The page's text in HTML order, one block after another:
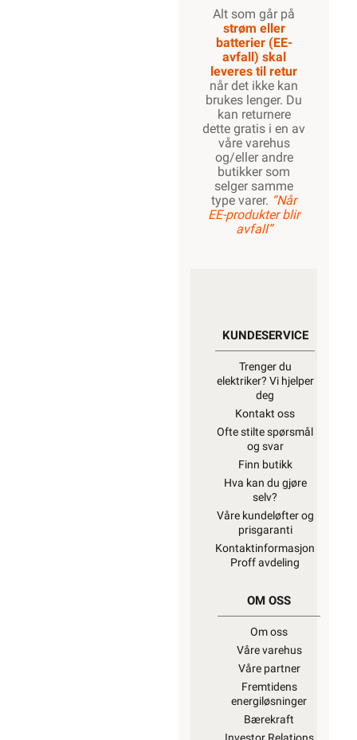
Alt som går på
strøm eller
batterier (EE-
avfall) skal
leveres til retur
når det ikke kan
brukes lenger. Du
kan returnere
dette gratis i en av
våre varehus
og/eller andre
butikker som
selger samme
type varer. “Når
EE-produkter blir
avfall”
KUNDESERVICE
Trenger du
elektriker? Vi hjelper
deg
Kontakt oss
Ofte stilte spørsmål
og svar
Finn butikk
Hva kan du gjøre
selv?
Våre kundeløfter og
prisgaranti
Kontaktinformasjon
Proff avdeling
OM OSS
Om oss
Våre varehus
Våre partner
Fremtidens
energiløsninger
Bærekraft